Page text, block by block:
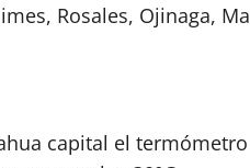
Rosales, Ojinaga,
capital el